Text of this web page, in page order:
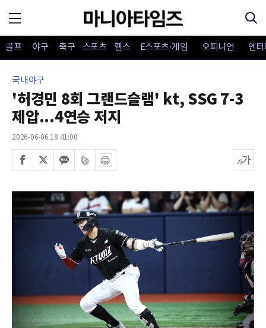
골프 야구 축구 스포츠 헬스 E스포츠·게임 오피니언 엔
국내야구
'허경민 8회 그랜드슬램' kt, SSG 7-3
제압...4연승 저지
2026-06-06 18:41:00